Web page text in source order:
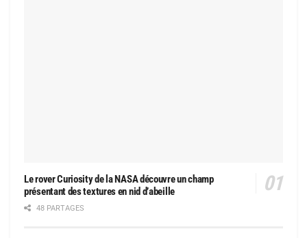
Le rover Curiosity de la NASA découvre un champ
présentant des textures en nid d’abeille
48 PARTAGES